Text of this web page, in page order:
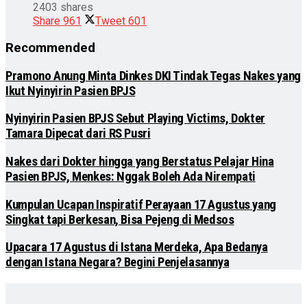
2403 shares
Share 961 Tweet 601
Recommended
Pramono Anung Minta Dinkes DKI Tindak Tegas Nakes yang
Ikut Nyinyirin Pasien BPJS
Nyinyirin Pasien BPJS Sebut Playing Victims, Dokter
Tamara Dipecat dari RS Pusri
Nakes dari Dokter hingga yang Berstatus Pelajar Hina
Pasien BPJS, Menkes: Nggak Boleh Ada Nirempati
Kumpulan Ucapan Inspiratif Perayaan 17 Agustus yang
Singkat tapi Berkesan, Bisa Pejeng di Medsos
Upacara 17 Agustus di Istana Merdeka, Apa Bedanya
dengan Istana Negara? Begini Penjelasannya